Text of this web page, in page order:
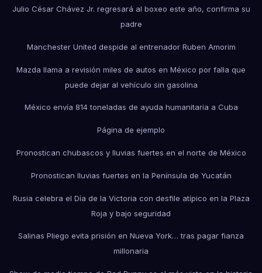
Julio César Chávez Jr. regresará al boxeo este año, confirma su
padre
Manchester United despide al entrenador Ruben Amorim
Mazda llama a revisión miles de autos en México por falla que
puede dejar al vehículo sin gasolina
México envía 814 toneladas de ayuda humanitaria a Cuba
Página de ejemplo
Pronostican chubascos y lluvias fuertes en el norte de México
Pronostican lluvias fuertes en la Península de Yucatán
Rusia celebra el Día de la Victoria con desfile atípico en la Plaza
Roja y bajo seguridad
Salinas Pliego evita prisión en Nueva York… tras pagar fianza
millonaria